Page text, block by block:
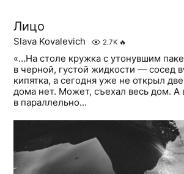
Лицо
Slava Kovalevich 2.7K 🔥
«…На столе кружка с утонувшим
в черной, густой жидкости — сосед
кипятка, а сегодня уже не открыл
дома нет. Может, съехал весь дом. А
в параллельно...